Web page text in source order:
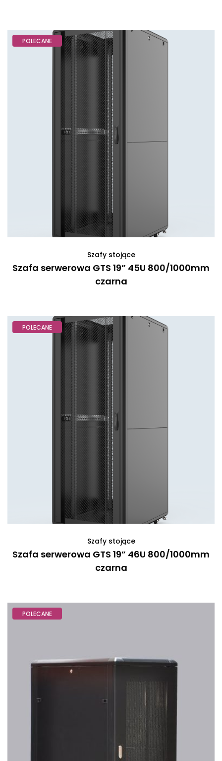
POLECANE
Szafy stojące
Szafa serwerowa GTS 19” 45U 800/1000mm
czarna
POLECANE
Szafy stojące
Szafa serwerowa GTS 19” 46U 800/1000mm
czarna
POLECANE